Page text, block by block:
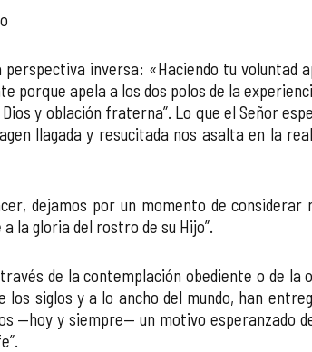
inversa: «Haciendo tu voluntad
porque apela a los dos polos de la
y oblación fraterna”. Lo que el Señor
llagada y resucitada nos asalta en la
dejamos por un momento de
la gloria del rostro de su Hijo”.
de la contemplación obediente o de la
siglos y a lo ancho del mundo, han
—hoy y siempre— un motivo esperanzado